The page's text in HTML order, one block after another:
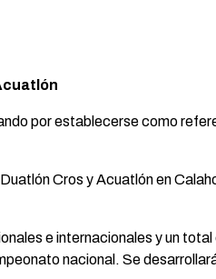
por establecerse como
Cros y Acuatlón en
e internacionales y un
nacional. Se